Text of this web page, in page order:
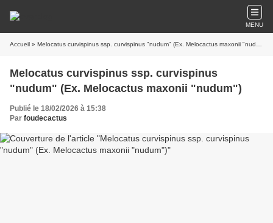
MENU
Accueil » Melocatus curvispinus ssp. curvispinus "nudum" (Ex. Melocactus maxonii "nudum")
Melocatus curvispinus ssp. curvispinus
"nudum" (Ex. Melocactus maxonii "nudum")
Publié le 18/02/2026 à 15:38
Par foudecactus